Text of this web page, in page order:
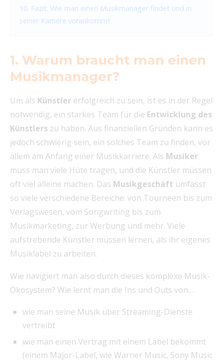
10. Fazit: Wie man einen Musikmanager findet und in
seiner Karriere vorankommt
1. Warum braucht man einen
Musikmanager?
Um als Künstler erfolgreich zu sein, ist es in der Regel
notwendig, ein starkes Team für die Entwicklung des
Künstlers zu haben. Aus finanziellen Gründen kann es
jedoch schwierig sein, ein solches Team zu finden, vor
allem am Anfang einer Musikkarriere. Als Musiker
muss man viele Hüte tragen, und die Künstler müssen
oft viel alleine machen. Das Musikgeschäft umfasst
so viele verschiedene Bereiche: von Tourneen bis zum
Verlagswesen, vom Songwriting bis zum
Musikmarketing, zur Werbung und mehr. Viele
aufstrebende Künstler müssen lernen, als ihr eigenes
Musiklabel zu arbeiten.
Wie navigiert man also durch dieses komplexe Musik-
Ökosystem? Wie lernt man die Ins und Outs von…
wie man seine Musik über Streaming-Dienste
vertreibt
wie man einen Vertrag mit einem Label bekommt
(einem Major-Label, wie Warner Music, Sony Music